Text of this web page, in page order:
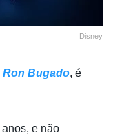
Disney
Ron Bugado, é
e não